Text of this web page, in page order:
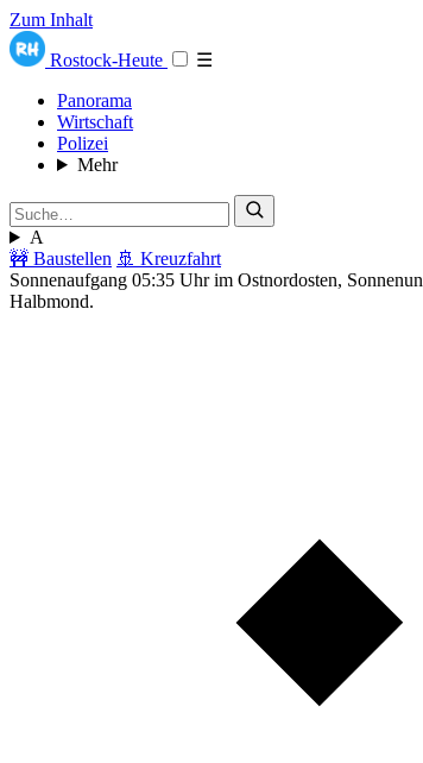
Zum Inhalt
Rostock-Heute
☰
Panorama
Wirtschaft
Polizei
Mehr
A
🚧 Baustellen 🚢 Kreuzfahrt
Sonnenaufgang 05:35 Uhr im Ostnordosten,
Halbmond.